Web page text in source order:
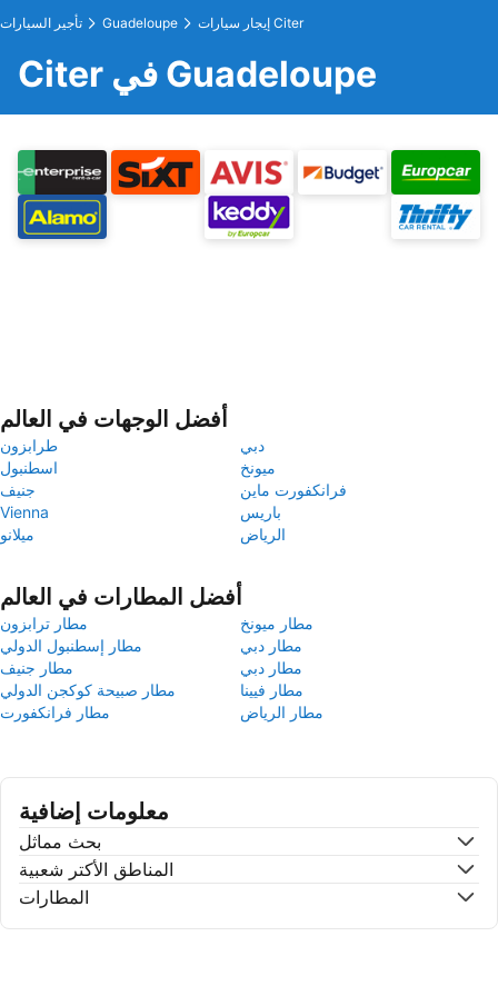
تأجير السيارات Guadeloupe إيجار سيارات Citer
Citer في Guadeloupe
أفضل الوجهات في العالم
طرابزون
دبي
اسطنبول
ميونخ
جنيف
فرانكفورت ماين
Vienna
باريس
ميلانو
الرياض
أفضل المطارات في العالم
مطار ترابزون
مطار ميونخ
مطار إسطنبول الدولي
مطار دبي
مطار جنيف
مطار دبي
مطار صبيحة كوكجن الدولي
مطار فيينا
مطار فرانكفورت
مطار الرياض
معلومات إضافية
بحث مماثل
المناطق الأكتر شعبية
المطارات